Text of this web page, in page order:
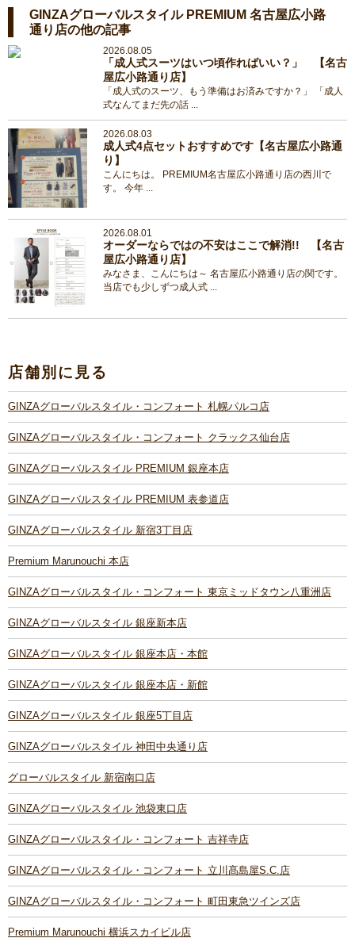
GINZAグローバルスタイル PREMIUM 名古屋広小路
通り店の他の記事
2026.08.05
「成人式スーツはいつ頃作ればいい？」 【名古
屋広小路通り店】
「成人式のスーツ、もう準備はお済みですか？」 「成人
式なんてまだ先の話 ...
2026.08.03
成人式4点セットおすすめです【名古屋広小路通
り】
こんにちは。 PREMIUM名古屋広小路通り店の西川で
す。 今年 ...
2026.08.01
オーダーならではの不安はここで解消!! 【名古
屋広小路通り店】
みなさま、こんにちは～ 名古屋広小路通り店の関です。
当店でも少しずつ成人式 ...
店舗別に見る
GINZAグローバルスタイル・コンフォート 札幌パルコ店
GINZAグローバルスタイル・コンフォート クラックス仙台店
GINZAグローバルスタイル PREMIUM 銀座本店
GINZAグローバルスタイル PREMIUM 表参道店
GINZAグローバルスタイル 新宿3丁目店
Premium Marunouchi 本店
GINZAグローバルスタイル・コンフォート 東京ミッドタウン八重洲店
GINZAグローバルスタイル 銀座新本店
GINZAグローバルスタイル 銀座本店・本館
GINZAグローバルスタイル 銀座本店・新館
GINZAグローバルスタイル 銀座5丁目店
GINZAグローバルスタイル 神田中央通り店
グローバルスタイル 新宿南口店
GINZAグローバルスタイル 池袋東口店
GINZAグローバルスタイル・コンフォート 吉祥寺店
GINZAグローバルスタイル・コンフォート 立川髙島屋S.C.店
GINZAグローバルスタイル・コンフォート 町田東急ツインズ店
Premium Marunouchi 横浜スカイビル店